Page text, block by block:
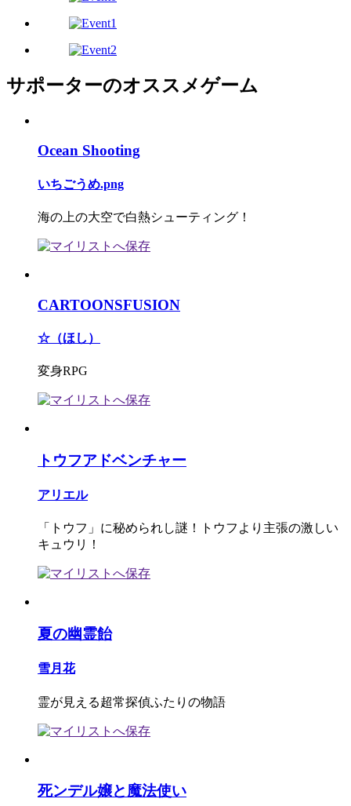
サポーターのオススメゲーム
Ocean Shooting
いちごうめ.png
海の上の大空で白熱シューティング！
CARTOONSFUSION
☆（ほし）
変身RPG
トウフアドベンチャー
アリエル
「トウフ」に秘められし謎！トウフより主張の激しい
キュウリ！
夏の幽霊飴
雪月花
霊が見える超常探偵ふたりの物語
死ンデル嬢と魔法使い